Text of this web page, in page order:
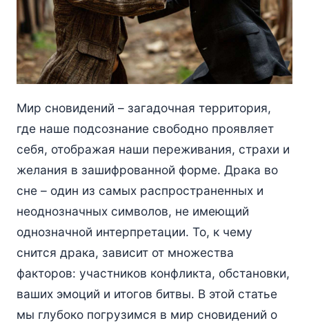
Мир сновидений – загадочная территория,
где наше подсознание свободно проявляет
себя, отображая наши переживания, страхи и
желания в зашифрованной форме. Драка во
сне – один из самых распространенных и
неоднозначных символов, не имеющий
однозначной интерпретации. То, к чему
снится драка, зависит от множества
факторов: участников конфликта, обстановки,
ваших эмоций и итогов битвы. В этой статье
мы глубоко погрузимся в мир сновидений о